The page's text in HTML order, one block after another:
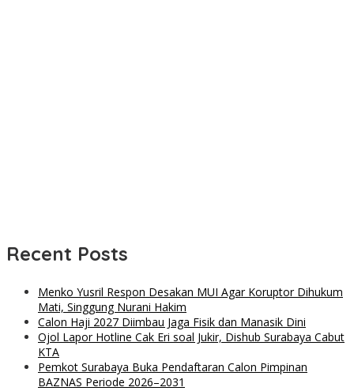
Recent Posts
Menko Yusril Respon Desakan MUI Agar Koruptor Dihukum
Mati, Singgung Nurani Hakim
Calon Haji 2027 Diimbau Jaga Fisik dan Manasik Dini
Ojol Lapor Hotline Cak Eri soal Jukir, Dishub Surabaya Cabut
KTA
Pemkot Surabaya Buka Pendaftaran Calon Pimpinan
BAZNAS Periode 2026–2031